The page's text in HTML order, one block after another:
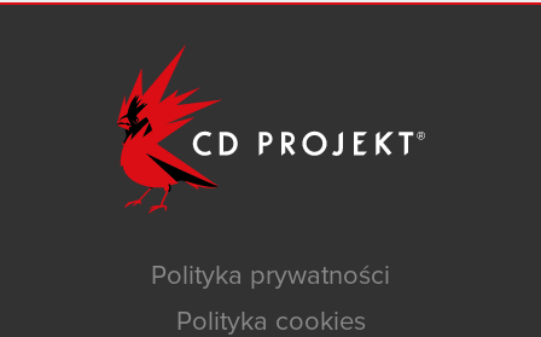
Polityka prywatności
Polityka cookies